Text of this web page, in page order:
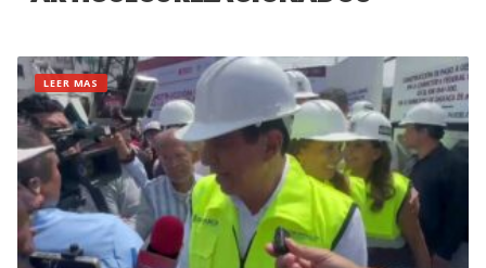
LEER MAS